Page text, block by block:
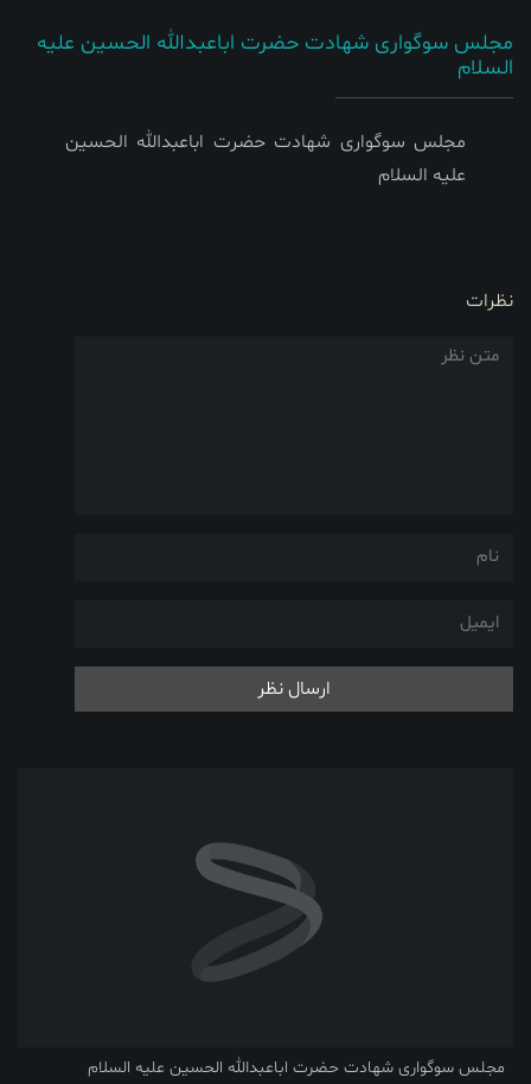
مجلس سوگواری شهادت حضرت اباعبدالله الحسین علیه
السلام
مجلس سوگواری شهادت حضرت اباعبدالله الحسین
علیه السلام
نظرات
ارسال نظر
مجلس سوگواری شهادت حضرت اباعبدالله الحسین علیه السلام